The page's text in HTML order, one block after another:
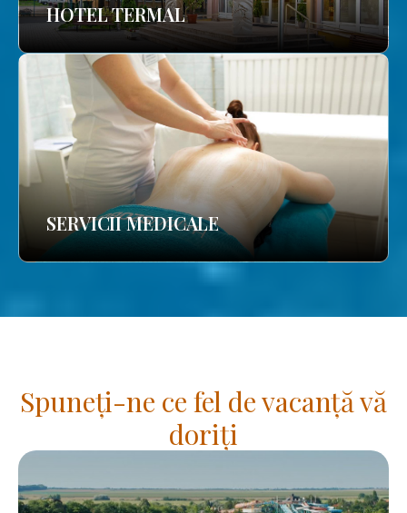
HOTEL TERMAL
SERVICII MEDICALE
Spuneți-ne ce fel de vacanță vă
doriți